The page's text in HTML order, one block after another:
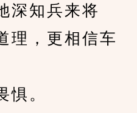
深知兵来将
理，更相信车
。